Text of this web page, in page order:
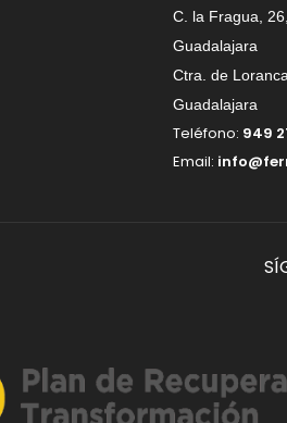
C. la Fragua,
Guadalajara
Ctra. de
Guadalajara
Teléfono: 949
Email: